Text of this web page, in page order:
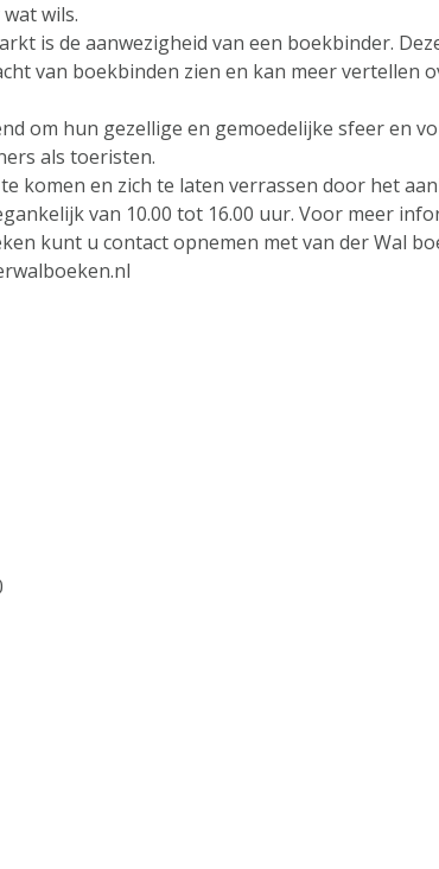
wils.
is de aanwezigheid van een boekbinder.
van boekbinden zien en kan meer vertellen
om hun gezellige en gemoedelijke sfeer en
als toeristen.
komen en zich te laten verrassen door het
van 10.00 tot 16.00 uur. Voor meer
kunt u contact opnemen met van der Wal